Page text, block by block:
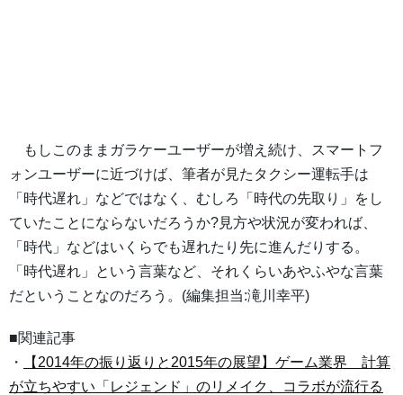
もしこのままガラケーユーザーが増え続け、スマートフ
ォンユーザーに近づけば、筆者が見たタクシー運転手は
「時代遅れ」などではなく、むしろ「時代の先取り」をし
ていたことにならないだろうか?見方や状況が変われば、
「時代」などはいくらでも遅れたり先に進んだりする。
「時代遅れ」という言葉など、それくらいあやふやな言葉
だということなのだろう。(編集担当:滝川幸平)
■関連記事
・
【2014年の振り返りと2015年の展望】ゲーム業界 計算
が立ちやすい「レジェンド」のリメイク、コラボが流行る